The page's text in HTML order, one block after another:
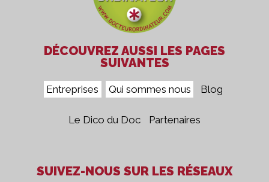
DÉCOUVREZ AUSSI LES PAGES
SUIVANTES
Entreprises Qui sommes nous Blog
Le Dico du Doc Partenaires
SUIVEZ-NOUS SUR LES RÉSEAUX